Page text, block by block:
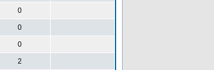
0
0
0
2